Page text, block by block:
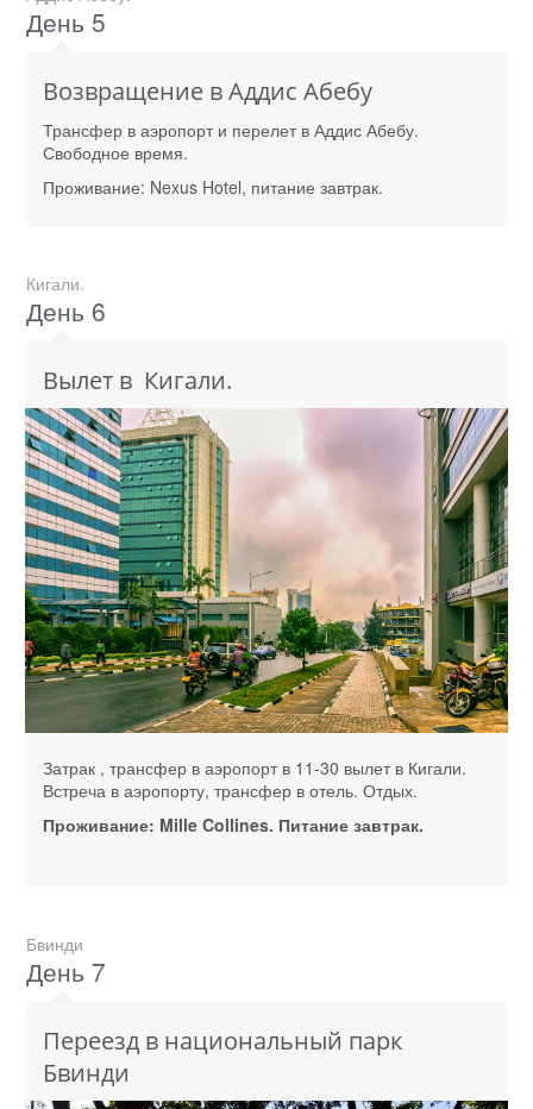
День 5
Возвращение в Аддис Абебу
Трансфер в аэропорт и перелет в Аддис Абебу.
Свободное время.
Проживание: Nexus Hotel, питание завтрак.
Кигали.
День 6
Вылет в Кигали.
Затрак , трансфер в аэропорт в 11-30 вылет в Кигали.
Встреча в аэропорту, трансфер в отель. Отдых.
Проживание: Mille Collines. Питание завтрак.
Бвинди
День 7
Переезд в национальный парк
Бвинди